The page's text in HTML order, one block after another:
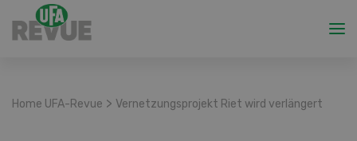
Home UFA-Revue > Vernetzungsprojekt Riet wird verlängert